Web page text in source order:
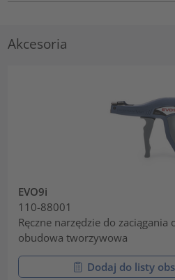
Akcesoria
EVO9i
110-88001
Ręczne narzędzie do zaciągania
obudowa tworzywowa
Dodaj do listy